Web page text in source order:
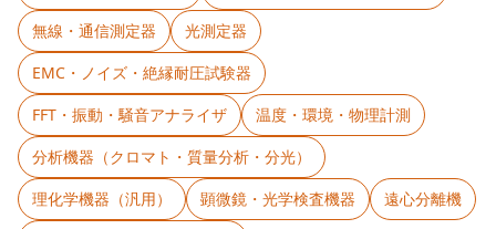
無線・通信測定器
光測定器
EMC・ノイズ・絶縁耐圧試験器
FFT・振動・騒音アナライザ
温度・環境・物理計測
分析機器（クロマト・質量分析・分光）
理化学機器（汎用）
顕微鏡・光学検査機器
遠心分離機